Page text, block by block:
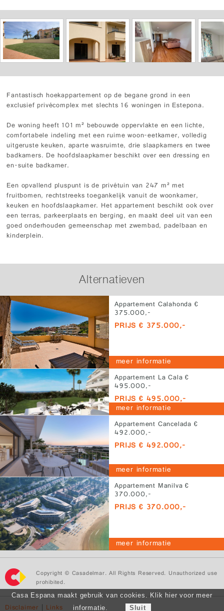
Fantastisch hoekappartement op de begane grond in een
exclusief privécomplex met slechts 16 woningen in Estepona.
De woning heeft 101 m² bebouwde oppervlakte en een lichte,
comfortabele indeling met een ruime woon-eetkamer, volledig
uitgeruste keuken, aparte wasruimte, drie slaapkamers en twee
badkamers. De hoofdslaapkamer beschikt over een dressing en
en-suite badkamer.
Een opvallend pluspunt is de privétuin van 247 m² met
fruitbomen, rechtstreeks toegankelijk vanuit de woonkamer,
keuken en hoofdslaapkamer. Het appartement beschikt ook over
een terras, parkeerplaats en berging, en maakt deel uit van een
goed onderhouden gemeenschap met zwembad, padelbaan en
kinderplein.
Alternatieven
Appartement Calahonda €
375.000,-
PRIJS € 375.000,-
meer informatie
Appartement La Cala €
495.000,-
PRIJS € 495.000,-
meer informatie
Appartement Cancelada €
492.000,-
PRIJS € 492.000,-
meer informatie
Appartement Manilva €
370.000,-
PRIJS € 370.000,-
meer informatie
Copyright © Casadelmar. All Rights Reserved. Unauthorized use
prohibited.
Disclaimer Links
Casa Espana maakt gebruik van cookies. Klik hier voor meer
informatie.
Sluit